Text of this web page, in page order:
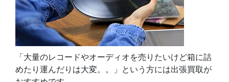
「大量のレコードやオーディオを売りたいけど箱に詰
めたり運んだりは大変。。」という方には出張買取が